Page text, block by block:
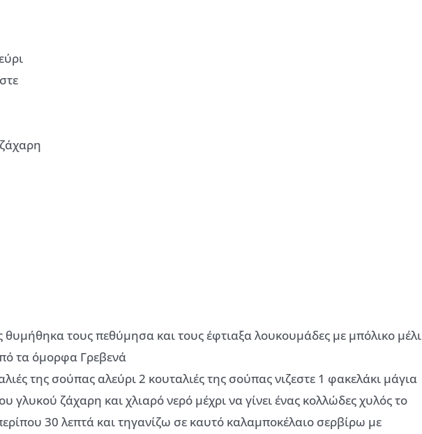
τους πεθύμησα και τους έφτιαξα λουκουμάδες με μπόλικο μέλι
τα όμορφα Γρεβενά
της σούπας αλεύρι 2 κουταλιές της σούπας νιζεστε 1 φακελάκι μάγια
γλυκού ζάχαρη και χλιαρό νερό μέχρι να γίνει ένας κολλώδες χυλός το
30 λεπτά και τηγανίζω σε καυτό καλαμποκέλαιο σερβίρω με